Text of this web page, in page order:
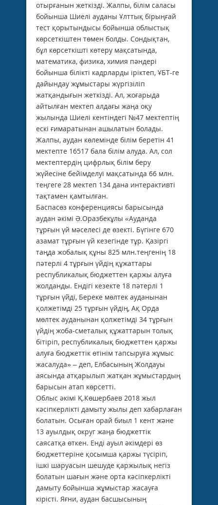
отырғанын жеткізді. Жалпы, білім саласы
бойынша Шиелі ауданы Ұлттық бірыңғай
тест қорытындысы бойынша облыстық
көрсеткіштен төмен болды. Сондықтан,
бұл көрсеткішті көтеру мақсатында,
математика, физика, химия пәндері
бойынша білікті кадрларды іріктеп, ҰБТ-ге
дайындау жұмыстары жүргізіліп
жатқандығын жеткізді. Ал, жоғарыда
айтылған мектеп алдағы жаңа оқу
жылында Шиелі кентіндегі №47 мектептің
ескі ғимаратынан ашылатын болады.
Жалпы, аудан көлемінде білім беретін 41
мектепте 16517 бала білім алуда. Ал, сол
мектептердің цифрлық білім беру
жүйесіне бейімделуі мақсатында 66 млн.
теңгеге 28 мектеп 134 дана интерактивті
тақтамен қамтылған.
Баспасөз конференциясы барысында
аудан әкімі Ә.Оразбекұлы «Ауданда
тұрғын үй мәселесі де өзекті. Бүгінге 670
азамат тұрғын үй кезегінде тұр. Қазіргі
таңда жобалық құны 825 млн.теңгенің 18
пәтерлі 4 тұрғын үйдің құжаттары
республикалық бюджеттен қаржы алуға
жолданды. Ендігі кезекте 18 пәтерлі 1
тұрғын үйді, Береке мөлтек ауданынан
қолжетімді 25 тұрғын үйдің, Ақ Орда
мөлтек ауданынан қолжетімді 34 тұрғын
үйдің жоба-сметалық құжаттарын толық
бітіріп, республикалық бюджеттен қаржы
алуға бюджеттік өтінім тапсыруға жұмыс
жасалуда» – деп, Елбасының Жолдауы
аясында атқарылып жатқан жұмыстардың
барысын атап көрсетті.
Облыс әкімі Қ.Көшербаев 2018 жыл
кәсіпкерлікті дамыту жылы деп хабарлаған
болатын. Осыған орай биыл 1 кент және
13 ауылдық округ жаңа бюджеттік
саясатқа өткен. Енді ауыл әкімдері өз
бюджеттеріне қосымша қаржы түсіріп,
ішкі шаруасын шешуде қаржылық негіз
болатын шағын және орта кәсіпкерлікті
дамыту бойынша жұмыстар жасауға
кірісті. Яғни, аудан басшысының